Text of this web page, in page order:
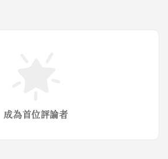
成為首位評論者